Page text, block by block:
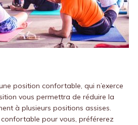
position confortable, qui n’exerce
vous permettra de réduire la
à plusieurs positions assises.
pour vous, préférerez